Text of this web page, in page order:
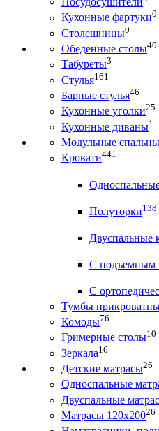
Кухонные фартуки0
Столешницы0
Обеденные столы40
Табуреты3
Стулья161
Барные стулья46
Кухонные уголки25
Кухонные диваны1
Модульные
Кровати441
Полуторки138
Двуспальные
С подъемным
С
Тумбы
Комоды76
Гримерные столы10
Зеркала16
Детские матрасы26
Односпальные
Двуспальные
Матрасы 120х20026